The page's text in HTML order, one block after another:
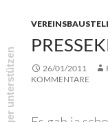
26/01/2011
KOMMENTARE